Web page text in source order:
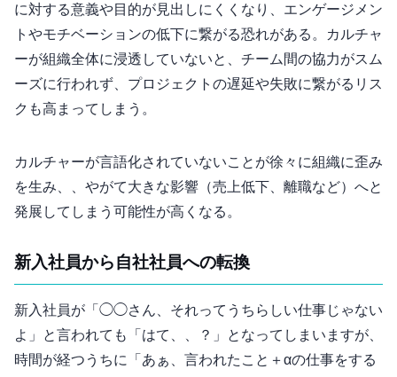
に対する意義や目的が見出しにくくなり、エンゲージメン
トやモチベーションの低下に繋がる恐れがある。カルチャ
ーが組織全体に浸透していないと、チーム間の協力がスム
ーズに行われず、プロジェクトの遅延や失敗に繋がるリス
クも高まってしまう。
カルチャーが言語化されていないことが徐々に組織に歪み
を生み、、やがて大きな影響（売上低下、離職など）へと
発展してしまう可能性が高くなる。
新入社員から自社社員への転換
新入社員が「◯◯さん、それってうちらしい仕事じゃない
よ」と言われても「はて、、？」となってしまいますが、
時間が経つうちに「あぁ、言われたこと＋αの仕事をする